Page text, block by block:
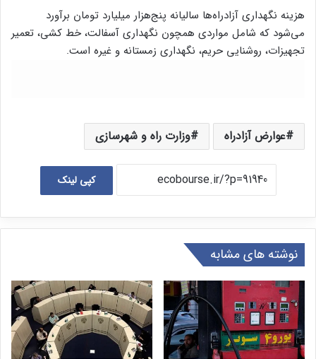
هزینه نگهداری آزادراه‌ها سالیانه پنج‌هزار میلیارد تومان برآورد
می‌شود که شامل مواردی همچون نگهداری آسفالت، خط کشی، تعمیر
تجهیزات، روشنایی حریم، نگهداری زمستانه و غیره است.
عوارض آزادراه وزارت راه و شهرسازی
کپی لینک
نوشته های مشابه